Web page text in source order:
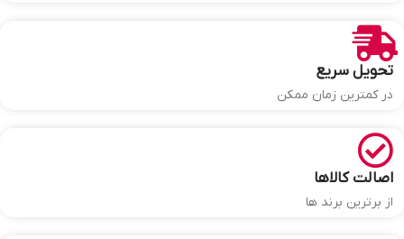
تحویل سریع
در کمترین زمان ممکن
اصالت کالاها
از برترین برند ها